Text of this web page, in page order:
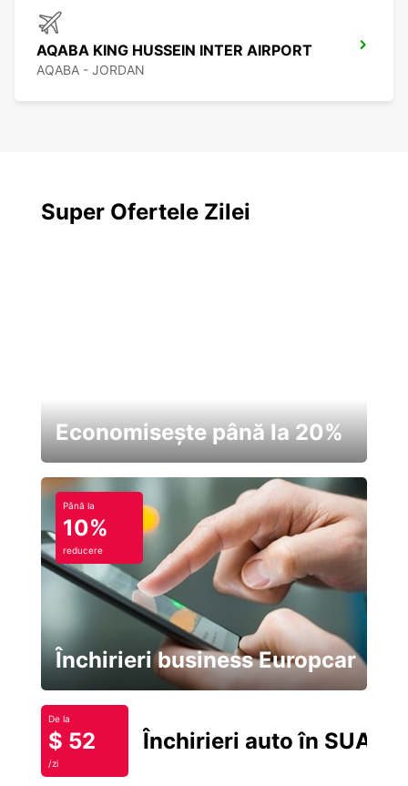
AQABA KING HUSSEIN INTER AIRPORT
AQABA - JORDAN
Super Ofertele Zilei
Economisește până la 20%
Până la
10%
reducere
Închirieri business Europcar
De la
$ 52
/zi
Închirieri auto în SUA